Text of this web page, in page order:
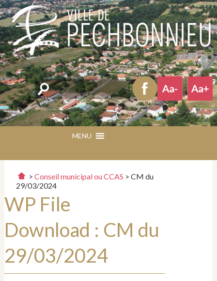
Rechercher
> Conseil municipal ou CCAS > CM du
29/03/2024
WP File
Download : CM du
29/03/2024